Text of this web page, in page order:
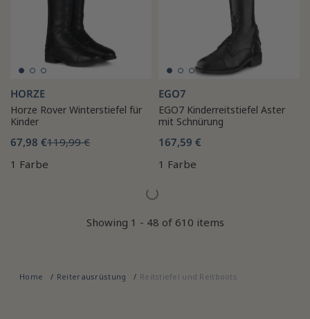
HORZE
Horze Rover Winterstiefel für
Kinder
67,98 €119,99 €
1 Farbe
EGO7
EGO7 Kinderreitstiefel Aster
mit Schnürung
167,59 €
1 Farbe
Showing 1 - 48 of 610 items
Home Reiterausrüstung Reitstiefel und Reitboots